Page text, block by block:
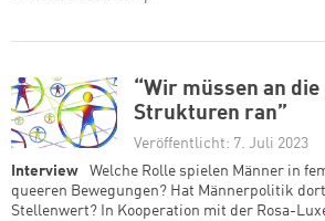
“Wir müssen an
Strukturen ran”
Veröffentlicht: 7. Juli 2023
Interview
Welche Rolle spielen Männer in
queeren Bewegungen? Hat Männerpolitik
Stellenwert? In Kooperation mit der Rosa-